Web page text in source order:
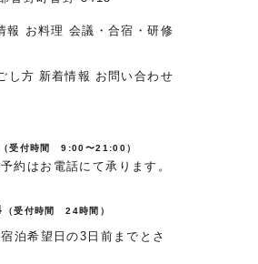
報 お料理 会議・合宿・研修
し方 新着情報 お問い合わせ
（受付時間 9:00〜21:00）
約はお電話にて承ります。
（受付時間 24時間）
泊希望日の3日前までとさ